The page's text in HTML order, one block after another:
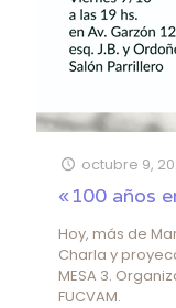
octubre 9,
«100 años
Hoy, más de
Charla y
MESA 3.
FUCVAM.